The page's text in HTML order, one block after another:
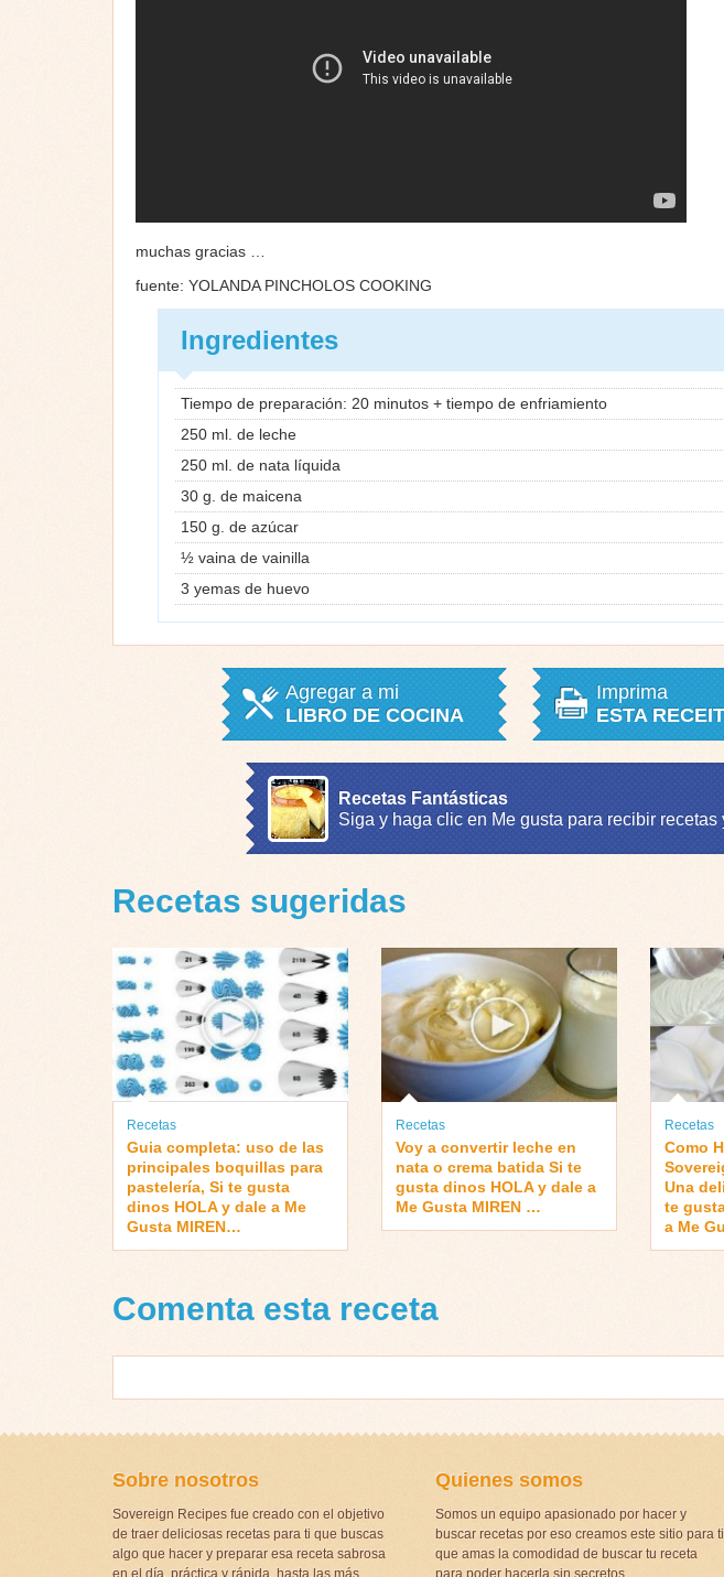
muchas gracias …
fuente: YOLANDA PINCHOLOS COOKING
Ingredientes
Tiempo de preparación: 20 minutos + tiempo de enfriamiento
250 ml. de leche
250 ml. de nata líquida
30 g. de maicena
150 g. de azúcar
½ vaina de vainilla
3 yemas de huevo
Agregar a mi
LIBRO DE COCINA
Imprima
ESTA
Recetas Fantásticas
Siga y haga clic en Me gusta para recibir
Recetas sugeridas
Recetas
Guia completa: uso de las
principales boquillas para
pastelería, Si te gusta
dinos HOLA y dale a Me
Gusta MIREN…
Recetas
Voy a convertir leche en
nata o crema batida Si te
gusta dinos HOLA y dale a
Me Gusta MIREN …
Recetas
Como
Una
te
a Me
Comenta esta receta
Sobre nosotros
Sovereign Recipes fue creado con el objetivo
de traer deliciosas recetas para ti que buscas
algo que hacer y preparar esa receta sabrosa
en el día, práctica y rápida, hasta las más
Quienes somos
Somos un equipo apasionado por hacer y
buscar recetas por eso creamos este sitio para ti
que amas la comodidad de buscar tu receta
para poder hacerla sin secretos.